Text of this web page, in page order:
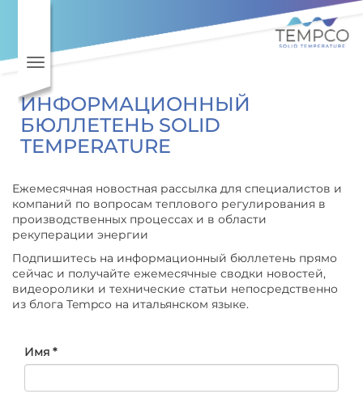
Перейти к основному
Toggle navigation
ИНФОРМАЦИОННЫЙ
БЮЛЛЕТЕНЬ SOLID
TEMPERATURE
Ежемесячная новостная рассылка для специалистов и
компаний по вопросам теплового регулирования в
производственных процессах и в области
рекуперации энергии
Подпишитесь на информационный бюллетень прямо
сейчас и получайте ежемесячные сводки новостей,
видеоролики и технические статьи непосредственно
из блога Tempco на итальянском языке.
Имя *